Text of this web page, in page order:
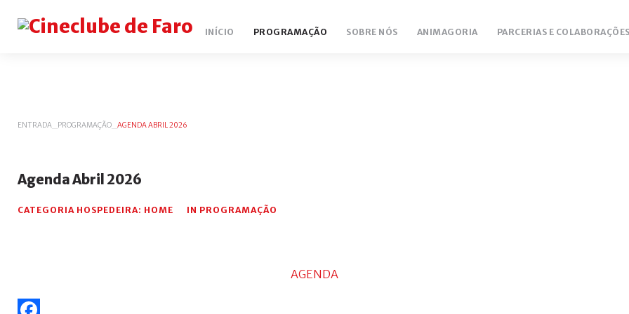
INÍCIO PROGRAMAÇÃO SOBRE NÓS ANIMAGORIA PARCERIAS E COLABORAÇÕES
ENTRADA PROGRAMAÇÃO AGENDA ABRIL 2026
AgendaAbril 2026
CATEGORIA HOSPEDEIRA: HOME IN PROGRAMAÇÃO
AGENDA